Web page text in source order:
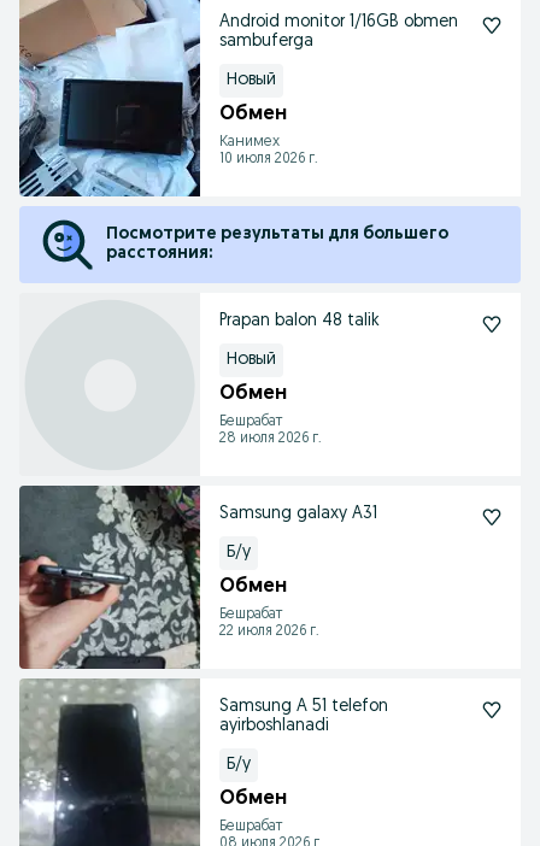
Android monitor 1/16GB obmen
sambuferga
Новый
Обмен
Канимех
10 июля 2026 г.
Посмотрите результаты для большего
расстояния:
Prapan balon 48 talik
Новый
Обмен
Бешрабат
28 июля 2026 г.
Samsung galaxy A31
Б/у
Обмен
Бешрабат
22 июля 2026 г.
Samsung A 51 telefon
ayirboshlanadi
Б/у
Обмен
Бешрабат